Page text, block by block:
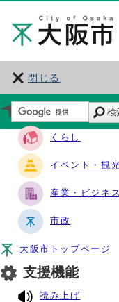
閉じる
サイト・ナビ
くらし
イベント・観
産業・ビジネス
市政
大阪市トップページ
支援機能
読み上げ
検